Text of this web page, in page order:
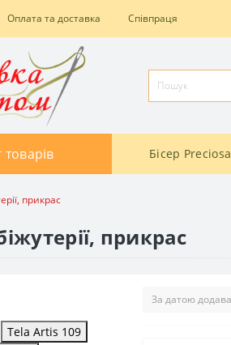
Оплата та доставка Співпраця
товарів Бісер Preciosa
прикрас
прикрас
Tela Artis 109